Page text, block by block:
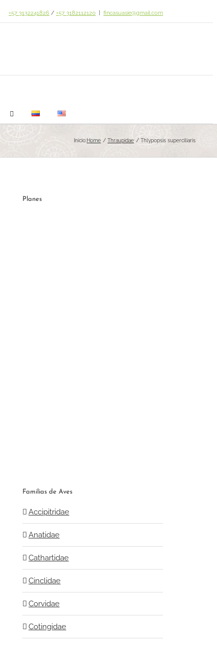
+57 3132241826 / +57 3182112120 fincasuasie@gmail.com
Inicio:Home Thraupidae Thlypopsis superciliaris
Planes
Familias de Aves
Accipitridae
Anatidae
Cathartidae
Cinclidae
Corvidae
Cotingidae